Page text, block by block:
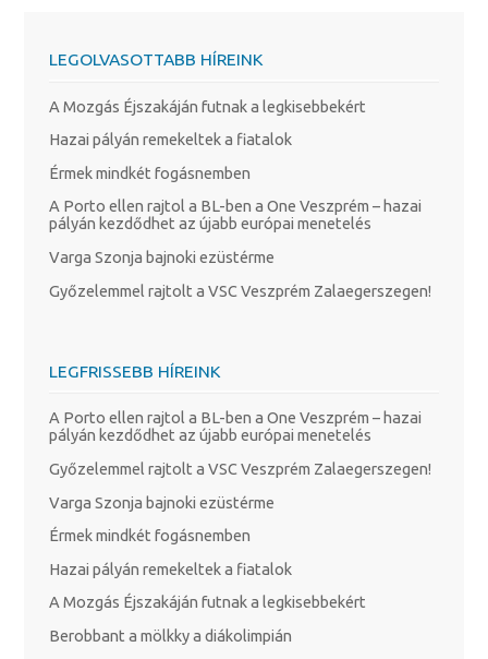
LEGOLVASOTTABB HÍREINK
A Mozgás Éjszakáján futnak a legkisebbekért
Hazai pályán remekeltek a fiatalok
Érmek mindkét fogásnemben
A Porto ellen rajtol a BL-ben a One Veszprém – hazai
pályán kezdődhet az újabb európai menetelés
Varga Szonja bajnoki ezüstérme
Győzelemmel rajtolt a VSC Veszprém Zalaegerszegen!
LEGFRISSEBB HÍREINK
A Porto ellen rajtol a BL-ben a One Veszprém – hazai
pályán kezdődhet az újabb európai menetelés
Győzelemmel rajtolt a VSC Veszprém Zalaegerszegen!
Varga Szonja bajnoki ezüstérme
Érmek mindkét fogásnemben
Hazai pályán remekeltek a fiatalok
A Mozgás Éjszakáján futnak a legkisebbekért
Berobbant a mölkky a diákolimpián